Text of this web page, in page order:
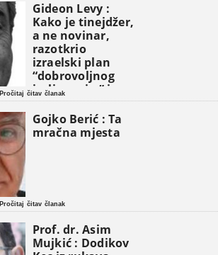
Gideon Levy :
Kako je tinejdžer,
a ne novinar,
razotkrio
izraelski plan
“dobrovoljnog
iseljavanja ” iz
Gaze
Pročitaj čitav članak
Gojko Berić : Ta
mračna mjesta
Pročitaj čitav članak
Prof. dr. Asim
Mujkić : Dodikov